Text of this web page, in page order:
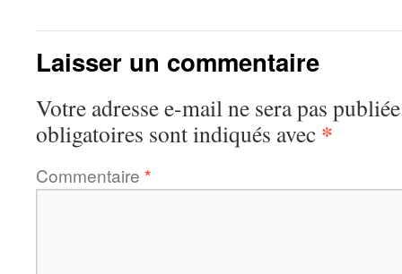
Laisser un commentaire
Votre adresse e-mail ne sera pas
obligatoires sont indiqués avec *
Commentaire *